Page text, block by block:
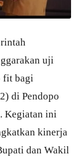
uji
fit bagi
di Pendopo
Kegiatan ini
kinerja
dan Wakil